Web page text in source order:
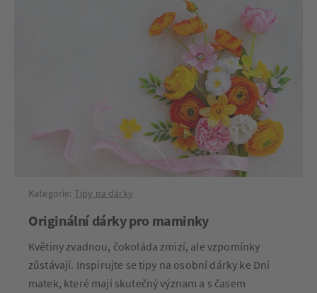
Kategorie: Tipy na dárky
Originální dárky pro maminky
Květiny zvadnou, čokoláda zmizí, ale vzpomínky
zůstávají. Inspirujte se tipy na osobní dárky ke Dni
matek, které mají skutečný význam a s časem